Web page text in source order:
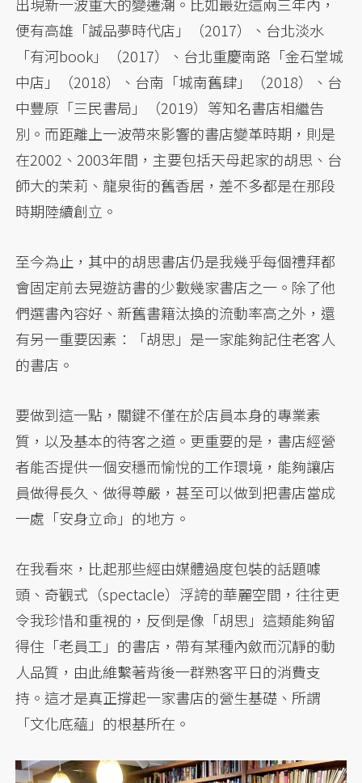
出現新一波重大的變遷潮。比如最近這兩三年內，
便有高雄「誠品夢時代店」（2017）、台北淡水
「有河book」（2017）、台北重慶南路「金石堂城
中店」（2018）、台南「城南舊肆」（2018）、台
中豐原「三民書局」（2019）等知名書店相繼告
別。而距離上一波帶來影響的書店變革時期，則是
在2002、2003年間，主要包括天母起家的胡思、台
師大的茉莉、龍泉街的舊香居，差不多都是在那段
時期陸續創立。
至今為止，其中的胡思書店仍是我幾乎每個禮拜都
會固定前去晃遊訪書的少數幾家書店之一。除了他
們選書內容好、新舊書籍汰換的流動率高之外，還
有另一重要因素：「胡思」是一家能夠記住老客人
的書店。
要做到這一點，關鍵不僅在於店員本身的專業素
質，以及基本的待客之道。更重要的是，書店經營
者能否提供一個安穩而愉悅的工作環境，能夠讓店
員做得長久、做得尊嚴，甚至可以做到把書店當成
一處「安身立命」的地方。
在我看來，比起那些經由媒體過度包裝的話題噱
頭、奇觀式（spectacle）浮誇的華麗空間，往往更
令我珍惜和重視的，反倒是像「胡思」這類能夠留
得住「老員工」的書店，帶有某種內斂而沉靜的動
人品質，由此維繫著背後一群熟客平日的消費支
持。這才是真正撐起一家書店的營生基礎、所謂
「文化底蘊」的根基所在。